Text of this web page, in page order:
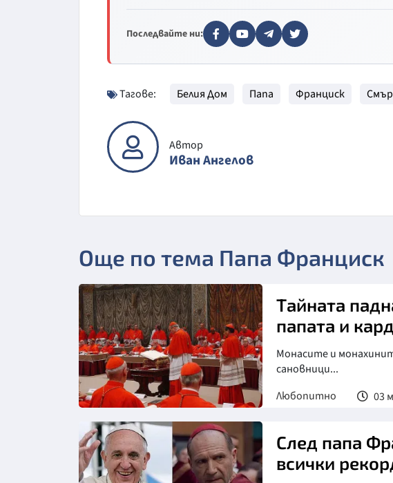
Последвайте ни:
Тагове: Белия Дом Папа Франциск
Автор
Иван Ангелов
Още по тема Папа Франциск
Тайната
папата и
Монасите и
сановници...
Любопитно
03
След папа
всички